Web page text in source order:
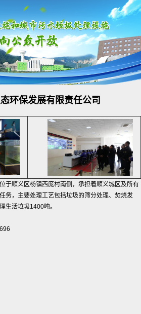
环保发展有限责任公司
于顺义区杨镇西庞村南侧，承担着顺义城区及所有
务，主要处理工艺包括垃圾的筛分处理、焚烧发
生活垃圾1400吨。